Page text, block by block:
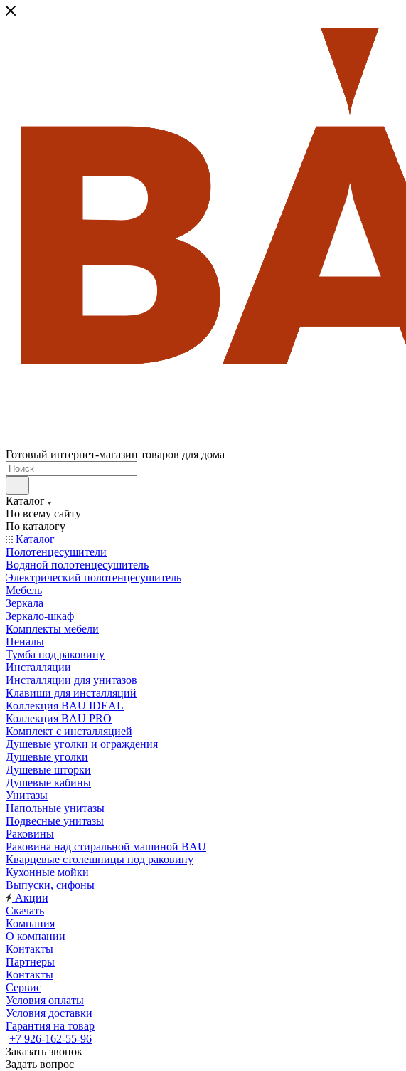
Готовый интернет-магазин товаров для дома
Каталог
По всему сайту
По каталогу
Каталог
Полотенцесушители
Водяной полотенцесушитель
Электрический полотенцесушитель
Мебель
Зеркала
Зеркало-шкаф
Комплекты мебели
Пеналы
Тумба под раковину
Инсталляции
Инсталляции для унитазов
Клавиши для инсталляций
Коллекция BAU IDEAL
Коллекция BAU PRO
Комплект с инсталляцией
Душевые уголки и ограждения
Душевые уголки
Душевые шторки
Душевые кабины
Унитазы
Напольные унитазы
Подвесные унитазы
Раковины
Раковина над стиральной машиной BAU
Кварцевые столешницы под раковину
Кухонные мойки
Выпуски, сифоны
Акции
Скачать
Компания
О компании
Контакты
Партнеры
Контакты
Сервис
Условия оплаты
Условия доставки
Гарантия на товар
+7 926-162-55-96
Заказать звонок
Задать вопрос